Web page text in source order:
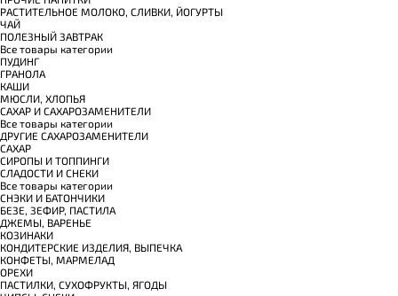
РАСТИТЕЛЬНОЕ МОЛОКО, СЛИВКИ, ЙОГУРТЫ
ЧАЙ
ПОЛЕЗНЫЙ ЗАВТРАК
Все товары категории
ПУДИНГ
ГРАНОЛА
КАШИ
МЮСЛИ, ХЛОПЬЯ
САХАР И САХАРОЗАМЕНИТЕЛИ
Все товары категории
ДРУГИЕ САХАРОЗАМЕНИТЕЛИ
САХАР
СИРОПЫ И ТОППИНГИ
СЛАДОСТИ И СНЕКИ
Все товары категории
СНЭКИ И БАТОНЧИКИ
БЕЗЕ, ЗЕФИР, ПАСТИЛА
ДЖЕМЫ, ВАРЕНЬЕ
КОЗИНАКИ
КОНДИТЕРСКИЕ ИЗДЕЛИЯ, ВЫПЕЧКА
КОНФЕТЫ, МАРМЕЛАД
ОРЕХИ
ПАСТИЛКИ, СУХОФРУКТЫ, ЯГОДЫ